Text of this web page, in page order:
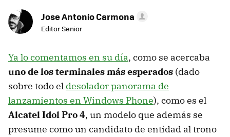
Jose Antonio Carmona
Editor Senior
Ya lo comentamos en su día, como se acercaba
uno de los terminales más esperados (dado
sobre todo el desolador panorama de
lanzamientos en Windows Phone), como es el
Alcatel Idol Pro 4, un modelo que además se
presume como un candidato de entidad al trono